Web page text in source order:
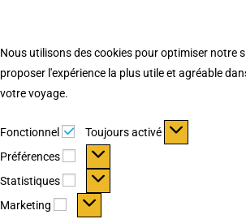
Nous utilisons des cookies pour optimiser notre
proposer l'expérience la plus utile et agréable
votre voyage.
Fonctionnel Fonctionnel
Toujours activé
Préférences
Préférences
Statistiques Statistiques
Marketing Marketing